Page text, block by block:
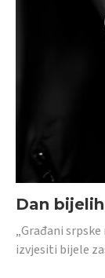
Dan
„Građani
izvjesiti bijele